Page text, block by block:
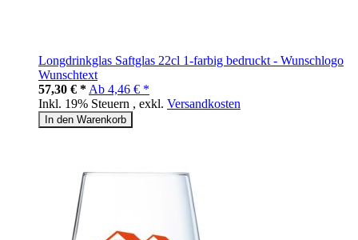
Longdrinkglas Saftglas 22cl 1-farbig bedruckt - Wunschlogo
Wunschtext
57,30 € * Ab 4,46 € *
Inkl. 19% Steuern , exkl. Versandkosten
In den Warenkorb